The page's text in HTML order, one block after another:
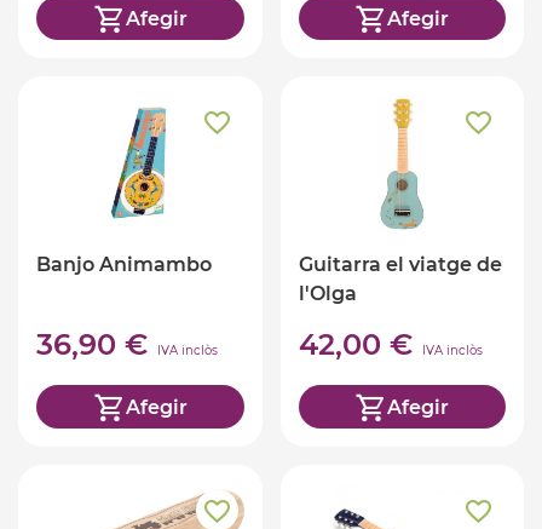
Afegir Afegir
Banjo Animambo
36,90 € IVA inclòs
Afegir
Guitarra el viatge de
l'Olga
42,00 € IVA inclòs
Afegir